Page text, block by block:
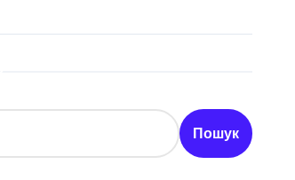
Пошук